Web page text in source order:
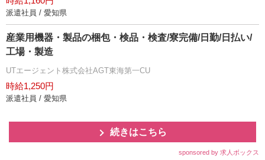
派遣社員 / 愛知県
産業用機器・製品の梱包・検品・検査/寮完備/日勤/日払い/
工場・製造
UTエージェント株式会社AGT東海第一CU
時給1,250円
派遣社員 / 愛知県
続きはこちら
sponsored by 求人ボックス